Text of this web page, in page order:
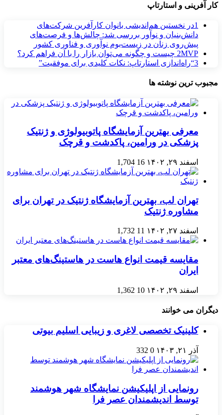
کار آفرینی و استارتاپ
1در نخستین هم‌اندیشی بانوان کارآفرین شرکت‌های
دانش‌بنیان و نوآور بررسی شد: چالش‌ها و فرصت‌های
پیش‌روی زنان در زیست‌بوم نوآوری و فناوری کشور
2MVP چیست و چگونه می‌توان بازار را با آن فراهم کرد؟
3“راه‌اندازی استارتاپ: نکات کلیدی برای موفقیت”
مجبوب ترین نوشته ها
معرفی بهترین آزمایشگاه پاتوبیولوژی و ژنتیک
پزشکی در ورامین، پاکدشت و قرچک
اسفند ۲۹, ۱۴۰۲ 16
1,704
تهران لب، بهترین آزمایشگاه ژنتیک در تهران برای
مشاوره ژنتیک
اسفند ۲۷, ۱۴۰۲ 11
1,732
مقایسه قیمت انواع هاست در هاستینگ‌های معتبر
ایران
اسفند ۲۹, ۱۴۰۲ 10
1,362
دیگران می خوانند
کلینیک تخصصی لاغری و زیبایی اسلیم بیوتی
آذر ۲۱, ۱۴۰۳ 0
332
رونمایی از اپلیکیشن نمایشگاه شهر هوشمند
توسط اندیشمندان عصر فرا